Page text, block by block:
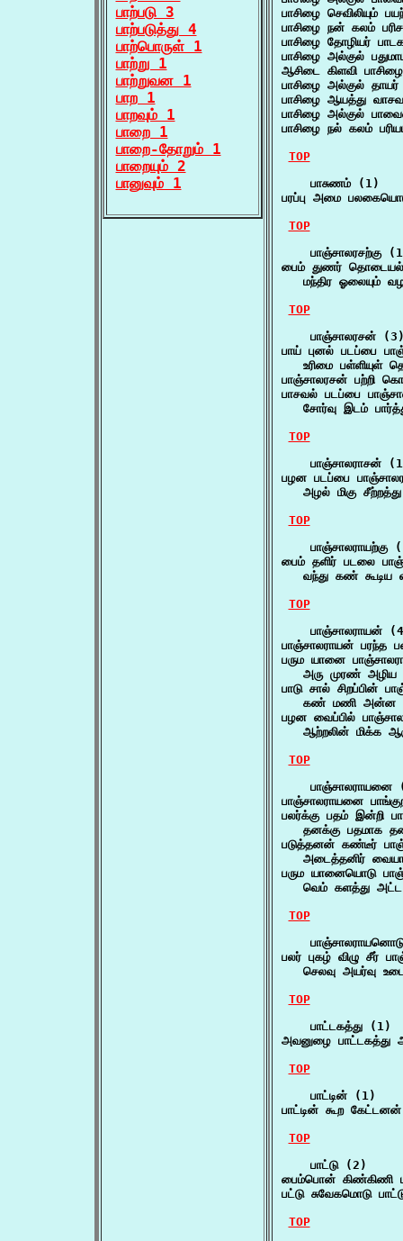
பாற்படு 3
பாற்படுத்து 4
பாற்பொருள் 1
பாற்று 1
பாற்றுவன 1
பாற 1
பாறவும் 1
பாறை 1
பாறை-தோறும் 1
பாறையும் 2
பானுவும் 1
பாசிழை செவிலியும்
பாசிழை நன் கலம்
பாசிழை தோழியர்
பாசிழை அல்குல்
ஆசிடை கிளவி
பாசிழை அல்குல்
பாசிழை ஆயத்து
பாசிழை அல்குல்
பாசிழை நல் கலம்
TOP
    பாசுணம் (1)
பரப்பு அமை
TOP
பாஞ்சாலரசற்கு
பைம் துணர் தொடையல்
மந்திர ஓலையும்
TOP
பாஞ்சாலரசன்
பாய் புனல் படப்பை
உரிமை
பாஞ்சாலரசன் பற்றி
பாசவல் படப்பை
சோர்வு இடம்
TOP
பாஞ்சாலராசன்
பழன படப்பை
அழல் மிகு
TOP
பாஞ்சாலராயற்கு
பைம் தளிர் படலை
வந்து கண் கூடிய
TOP
பாஞ்சாலராயன்
பாஞ்சாலராயன்
பரும யானை
அரு முரண்
பாடு சால் சிறப்பின்
கண் மணி அன்ன
பழன வைப்பில்
ஆற்றலின் மிக்க
TOP
பாஞ்சாலராயனை
பாஞ்சாலராயனை
பலர்க்கு பதம் இன்றி
தனக்கு பதமாக
படுத்தனன் கண்டீர்
அடைத்தனிர்
பரும யானையொடு
வெம் களத்து
TOP
பலர் புகழ் விழு சீர்
செலவு அயர்வு
TOP
    பாட்டகத்து (1)
அவனுழை பாட்டகத்து
TOP
    பாட்டின் (1)
பாட்டின் கூற
TOP
    பாட்டு (2)
பைம்பொன் கிண்கிணி
பட்டு சுவேகமொடு
TOP